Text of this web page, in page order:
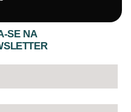
SE NA